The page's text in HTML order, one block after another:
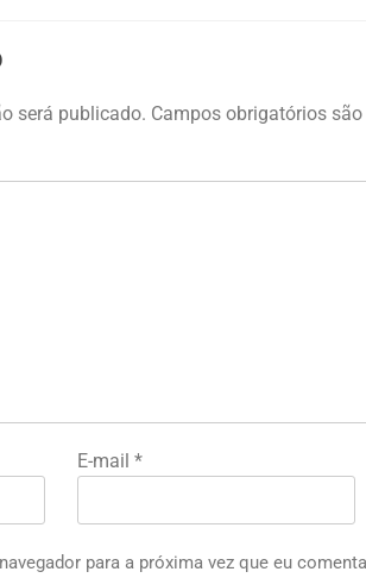
será publicado. Campos obrigatórios
E-mail *
para a próxima vez que eu